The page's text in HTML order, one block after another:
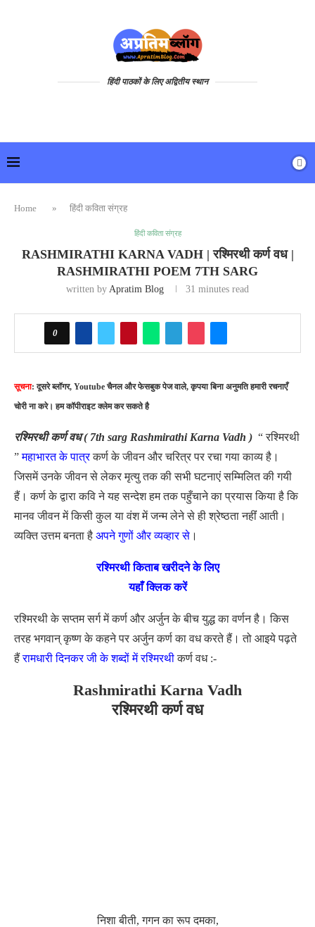
हिंदी पाठकों के लिए अद्वितीय स्थान
Home » हिंदी कविता संग्रह
हिंदी कविता संग्रह
RASHMIRATHI KARNA VADH | रश्मिरथी कर्ण वध |
RASHMIRATHI POEM 7TH SARG
written by Apratim Blog 31 minutes read
0
सूचना: दूसरे ब्लॉगर, Youtube चैनल और फेसबुक पेज वाले, कृपया बिना अनुमति हमारी रचनाएँ
चोरी ना करे। हम कॉपीराइट क्लेम कर सकते है
रश्मिरथी कर्ण वध ( 7th sarg Rashmirathi Karna Vadh ) “ रश्मिरथी
”महाभारत के पात्रकर्ण के जीवन और चरित्र पर रचा गया काव्य है।
जिसमें उनके जीवन से लेकर मृत्यु तक की सभी घटनाएं सम्मिलित की गयी
हैं। कर्ण के द्वारा कवि ने यह सन्देश हम तक पहुँचाने का प्रयास किया है कि
मानव जीवन में किसी कुल या वंश में जन्म लेने से ही श्रेष्ठता नहींं आती।
व्यक्ति उत्तम बनता है अपने गुणों और व्यव्हार से ।
रश्मिरथी किताब खरीदने के लिए
यहाँ क्लिक करें
रश्मिरथी के सप्तम सर्ग में कर्ण और अर्जुन के बीच युद्ध का वर्णन है। किस
तरह भगवान् कृष्ण के कहने पर अर्जुन कर्ण का वध करते हैं। तो आइये पढ़ते
हैंरामधारी दिनकर जी के शब्दों में रश्मिरथी कर्ण वध :-
Rashmirathi Karna Vadh
रश्मिरथी कर्ण वध
निशा बीती, गगन का रूप दमका,